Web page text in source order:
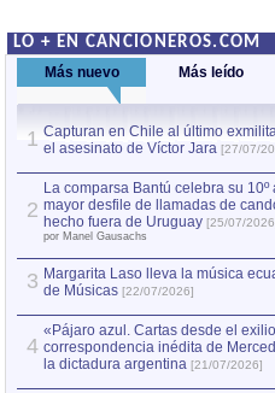
LO + EN CANCIONEROS.COM
Más nuevo Más leído
1 Capturan en Chile al último
el asesinato de Víctor Jara [27/07/
2
La comparsa Bantú celebra su 10º
mayor desfile de llamadas de
hecho fuera de Uruguay [25/07/
por Manel Gausachs
3 Margarita Laso lleva la música
de Músicas [22/07/2026]
4
«Pájaro azul. Cartas desde el
correspondencia inédita de
la dictadura argentina [21/07/2026]